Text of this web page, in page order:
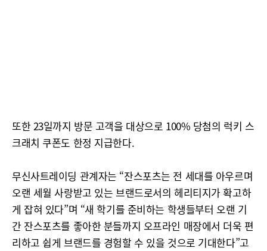
또한 23일까지 방문 고객을 대상으로 100% 당첨의 럭키 스
크래치 쿠폰도 한정 지급한다.
무신사트레이딩 관계자는 “잔스포츠는 전 세대를 아우르며
오랜 세월 사랑받고 있는 브랜드로서의 헤리티지가 확고하
게 잡혀 있다”며 “새 학기를 준비하는 학생들부터 오랜 기
간 잔스포츠를 좋아한 분들까지 오프라인 매장에서 더욱 편
리하고 쉽게 브랜드를 경험할 수 있을 것으로 기대한다”고